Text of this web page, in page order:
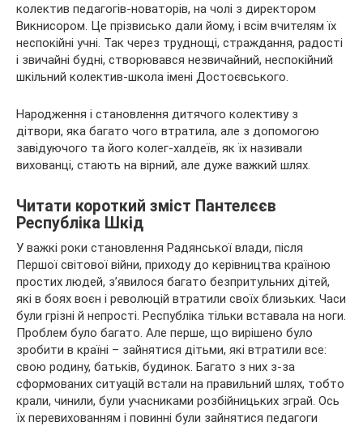
колектив педагогів-новаторів, на чолі з директором
Викнисором. Це прізвисько дали йому, і всім вчителям їх
неспокійні учні. Так через труднощі, страждання, радості
і звичайні будні, створювався незвичайний, неспокійний
шкільний колектив-школа імені Достоєвського.
Народження і становлення дитячого колективу з
дітвори, яка багато чого втратила, але з допомогою
завідуючого та його колег-халдеїв, як їх називали
вихованці, стають на вірний, але дуже важкий шлях.
Читати короткий зміст Пантелєєв
Республіка Шкід
У важкі роки становлення Радянської влади, після
Першої світової війни, приходу до керівництва країною
простих людей, з’явилося багато безпритульних дітей,
які в боях воєн і революцій втратили своїх близьких. Часи
були грізні й непрості. Республіка тільки вставала на ноги.
Проблем було багато. Але перше, що вирішено було
зробити в країні – зайнятися дітьми, які втратили все:
свою родину, батьків, будинок. Багато з них з-за
сформованих ситуацій встали на правильний шлях, тобто
крали, чинили, були учасниками розбійницьких зграй. Ось
їх перевихованням і повинні були зайнятися педагоги